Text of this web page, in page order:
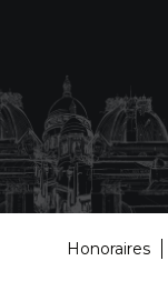
Honoraires